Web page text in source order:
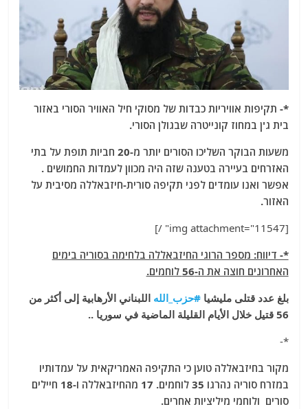
*- תקיפות אוויריות כבדות של מסוקי חיל האוויר הסורי באזור
בית ג'ן במחוז קונייטרה שבגולן הסורי.
משעות הבוקר השליכו הסורים יותר מ-20 חביות תופת על בתי
האזרחים בעיירה בטענה שזה היה מכוון לעמדות החמושים .
אפשר ואנו עומדים לפני תקיפה סורית-חיזבאללה מסיבית על
האזור.
[img attachment="11547" /]
*- דיווח: מספר הרוגי החיזבאללה בלחימה בסוריה בימים
האחרונים חוצה את ה-56 לוחמים.
بلغ عدد قتلى مليشيا#حزب_الله اللبناني الأرهابية إلى أكثر من
56 قتيل خلال الأيام القليلة الماضية في سوريا ..
*-
מקור בחיזבאללה טוען כי התקיפה האמריקאית על עמדותיו
במזרח סוריה נהרגו 35 לוחמים. 17 מהחיזבאללה ו-18 חיילים
סורים ולוחמי מיליציות אחרים.